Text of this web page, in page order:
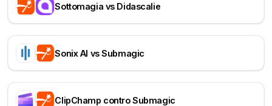
Sottomagia vs Didascalie
Sonix AI vs Submagic
ClipChamp contro Submagic